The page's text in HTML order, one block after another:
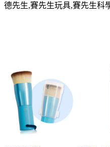
德先生,賽先生玩具,賽先生科